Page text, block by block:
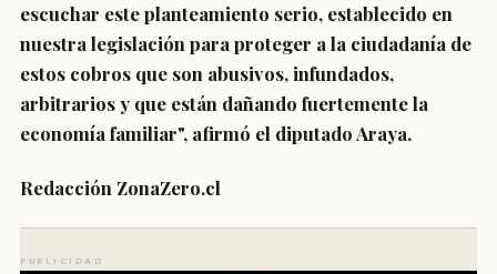
escuchar este planteamiento serio, establecido en
nuestra legislación para proteger a la ciudadanía de
estos cobros que son abusivos, infundados,
arbitrarios y que están dañando fuertemente la
economía familiar", afirmó el diputado Araya.
Redacción ZonaZero.cl
PUBLICIDAD